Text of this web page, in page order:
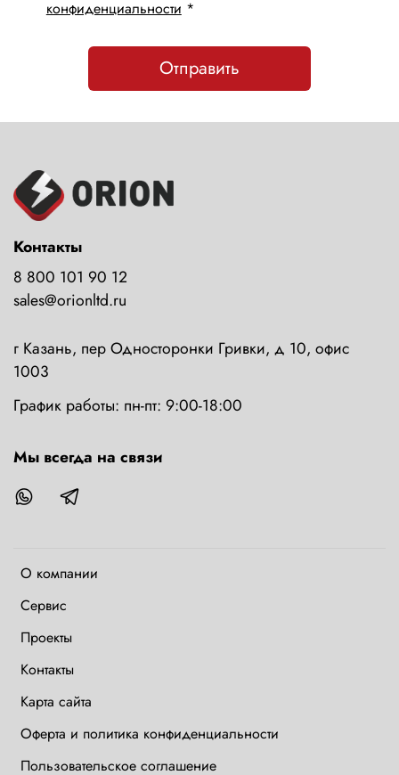
конфиденциальности *
Отправить
О компании
Сервис
Проекты
Контакты
Карта сайта
Оферта и политика конфиденциальности
Пользовательское соглашение
Контакты
8 800 101 90 12
sales@orionltd.ru
г Казань, пер Односторонки Гривки, д 10, офис
1003
График работы: пн-пт: 9:00-18:00
Мы всегда на связи